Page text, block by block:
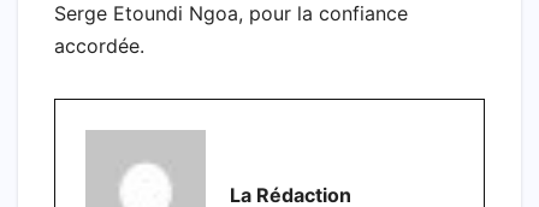
Serge Etoundi Ngoa, pour la confiance
accordée.
La Rédaction